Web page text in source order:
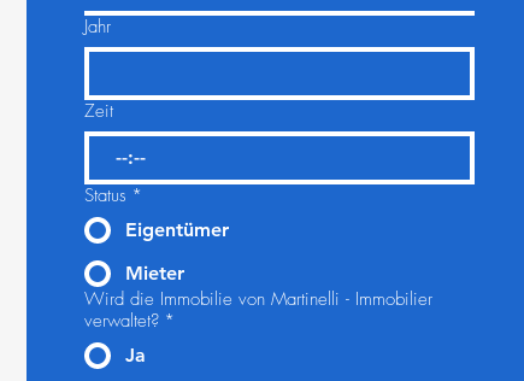
Jahr
Zeit
:
Status *
Eigentümer
Mieter
Wird die Immobilie von Martinelli - Immobilier
verwaltet? *
Ja